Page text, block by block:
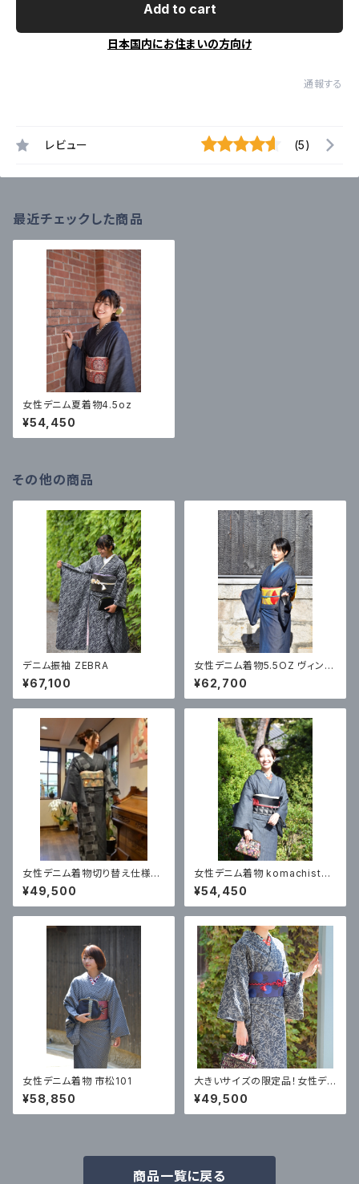
Add to cart
日本国内にお住まいの方向け
通報する
レビュー (5)
最近チェックした商品
女性デニム夏着物4.5oz
¥54,450
その他の商品
デニム振袖 ZEBRA
¥67,100
女性デニム着物5.5OZ ヴィンテ
ージ加工 ランダム
¥62,700
女性デニム着物切り替え仕様（9
248・パッチワーク柄）
¥49,500
女性デニム着物 komachistyl
e 1818＃55
¥54,450
女性デニム着物 市松101
¥58,850
大きいサイズの限定品！女性デニ
ム着物ジャガード鳳凰花
¥49,500
商品一覧に戻る